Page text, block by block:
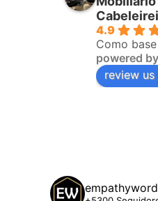
4.9
Como
powered by
review us
todos da
vez que
Recomendo!